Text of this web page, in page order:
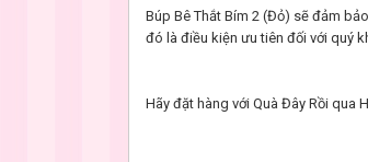
Búp Bê Thắt Bím 2 (Đỏ) sẽ đảm
đó là điều kiện ưu tiên đối với quý
Hãy đặt hàng với Quà Đây Rồi qua